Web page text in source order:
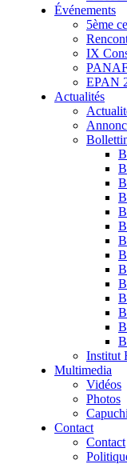
Événements
5ème
IX
EPAN
Actualités
Institut
Multimedia
Vidéos
Photos
Contact
Contact